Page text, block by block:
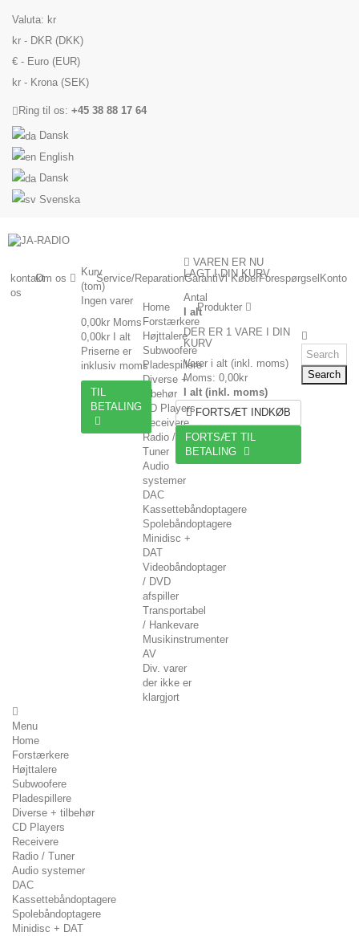
Valuta: kr
kr - DKR (DKK)
€ - Euro (EUR)
kr - Krona (SEK)
Ring til os: +45 38 88 17 64
Dansk
English
Dansk
Svenska
Konto
Forespørgsel
Vi Køber
Garanti
Service/Reparation
Om os
kontakt
os
Produkter
Home
Forstærkere
Højttalere
Subwoofere
Pladespillere
Diverse +
tilbehør
CD Players
Receivere
Radio /
Tuner
Audio
systemer
DAC
Kassettebåndoptagere
Spolebåndoptagere
Minidisc +
DAT
Videobåndoptager
/ DVD
afspiller
Transportabel
/ Hankevare
Musikinstrumenter
AV
Div. varer
der ikke er
klargjort
Menu
Home
Forstærkere
Højttalere
Subwoofere
Pladespillere
Diverse + tilbehør
CD Players
Receivere
Radio / Tuner
Audio systemer
DAC
Kassettebåndoptagere
Spolebåndoptagere
Minidisc + DAT
Kurv
(tom)
Ingen varer
0,00kr Moms
0,00kr
I alt
Priserne er
inklusiv moms
TIL
BETALING
VAREN ER NU
LAGT I DIN KURV
Antal
I alt
DER ER 1 VARE I DIN
KURV
Varer i alt (inkl. moms)
Moms: 0,00kr
I alt (inkl. moms)
FORTSÆT INDKØB
FORTSÆT TIL
BETALING
Search